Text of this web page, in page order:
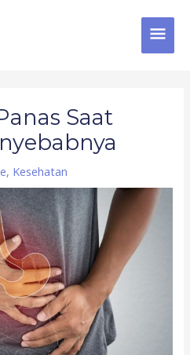
Saat
, Kesehatan